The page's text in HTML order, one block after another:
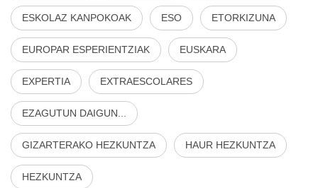
ESKOLAZ KANPOKOAK ESO ETORKIZUNA
EUROPAR ESPERIENTZIAK EUSKARA
EXPERTIA EXTRAESCOLARES
EZAGUTUN DAIGUN...
GIZARTERAKO HEZKUNTZA HAUR HEZKUNTZA
HEZKUNTZA